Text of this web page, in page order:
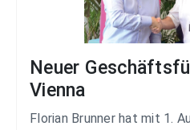
Neuer
Vienna
Florian Brunner hat mit 1.